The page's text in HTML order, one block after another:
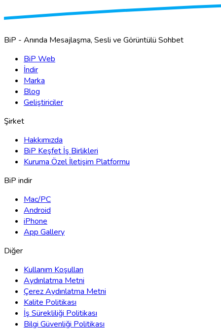
BiP - Anında Mesajlaşma, Sesli ve Görüntülü Sohbet
BiP Web
İndir
Marka
Blog
Geliştiriciler
Şirket
Hakkımızda
BiP Keşfet İş Birlikleri
Kuruma Özel İletişim Platformu
BiP indir
Mac/PC
Android
iPhone
App Gallery
Diğer
Kullanım Koşulları
Aydınlatma Metni
Çerez Aydınlatma Metni
Kalite Politikası
İş Sürekliliği Politikası
Bilgi Güvenliği Politikası